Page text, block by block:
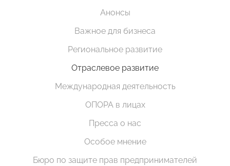
Анонсы
Важное для бизнеса
Региональное развитие
Отраслевое развитие
Международная деятельность
ОПОРА в лицах
Пресса о нас
Особое мнение
Бюро по защите прав предпринимателей